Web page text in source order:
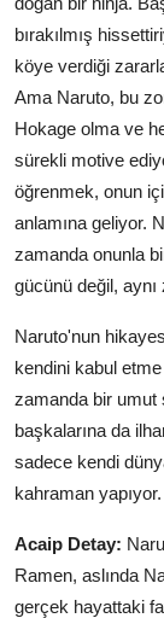
bırakılmış
köye verdiği
Ama Naruto, bu
Hokage olma ve
sürekli motive
öğrenmek, onun
anlamına geliyor.
zamanda onunla
gücünü değil,
Naruto'nun
kendini kabul
zamanda bir umut
başkalarına da
sadece kendi
kahraman yapıyor.
Acaip Detay:
Ramen, aslında
gerçek hayattaki